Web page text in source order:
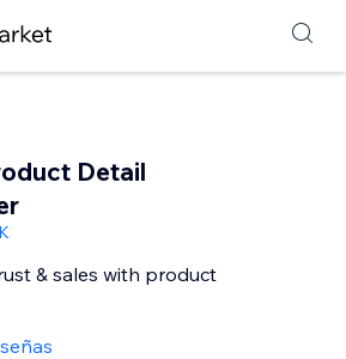
Detail
& sales with product